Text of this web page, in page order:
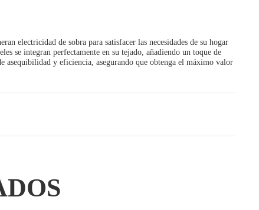
electricidad de sobra para satisfacer las necesidades de su hogar
se integran perfectamente en su tejado, añadiendo un toque de
y eficiencia, asegurando que obtenga el máximo valor